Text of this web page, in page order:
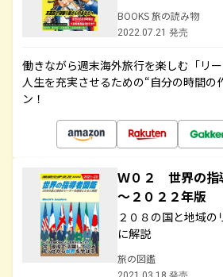
BOOKS 旅の読み物
2022.07.21 発売
働きながら週末海外旅行を楽しむ「リー
人生を充実させるための“自分の時間の
ン！
Ｗ０２ 世界の指
～２０２２年版
２０８の国と地域の
に解説
旅の図鑑